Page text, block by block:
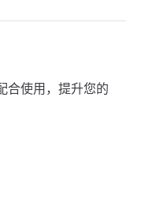
合使用，提升您的